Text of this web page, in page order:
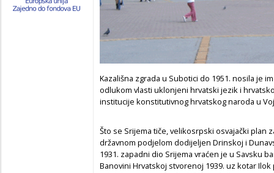
Kazališna zgrada u Subotici do 1951. nosila je
odlukom vlasti uklonjeni hrvatski jezik i
institucije konstitutivnog hrvatskog naroda u
Što se Srijema tiče, velikosrpski osvajački plan
državnom podjelom dodijeljen Drinskoj i
1931. zapadni dio Srijema vraćen je u Savsku
Banovini Hrvatskoj stvorenoj 1939. uz kotar